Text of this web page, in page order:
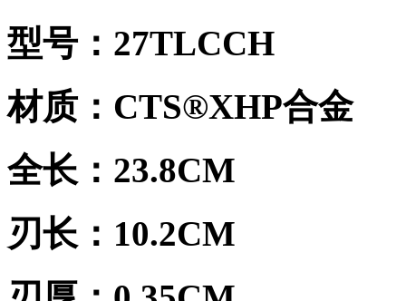
型号：27TLCCH
材质：CTS®XHP合金
全长：23.8CM
刃长：10.2CM